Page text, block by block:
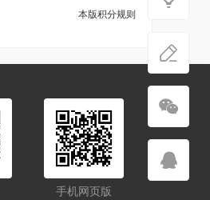
本版积分规则
手机网页版